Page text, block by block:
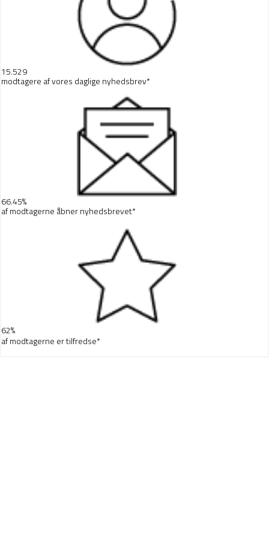
15.529
modtagere af vores daglige nyhedsbrev*
66.45%
af modtagerne åbner nyhedsbrevet*
62%
af modtagerne er tilfredse*